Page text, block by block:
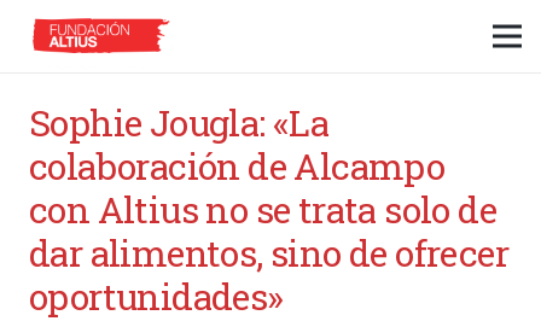
Sophie Jougla: «La
colaboración de Alcampo
con Altius no se trata solo de
dar alimentos, sino de ofrecer
oportunidades»